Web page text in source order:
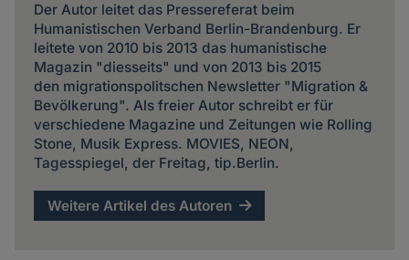
Der Autor leitet das Pressereferat beim
Humanistischen Verband Berlin-Brandenburg. Er
leitete von 2010 bis 2013 das humanistische
Magazin "diesseits" und von 2013 bis 2015
den migrationspolitschen Newsletter "Migration &
Bevölkerung". Als freier Autor schreibt er für
verschiedene Magazine und Zeitungen wie Rolling
Stone, Musik Express. MOVIES, NEON,
Tagesspiegel, der Freitag, tip.Berlin.
Weitere Artikel des Autoren